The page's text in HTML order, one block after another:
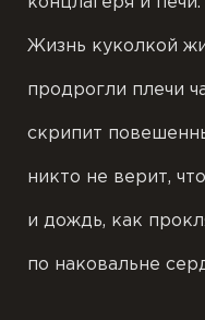
Жизнь куколкой
продрогли плечи
скрипит
никто не верит,
и дождь, как
по наковальне